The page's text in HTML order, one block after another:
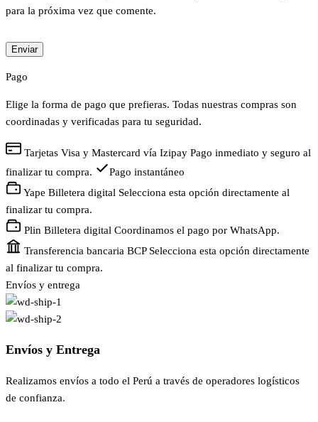
para la próxima vez que comente.
Pago
Elige la forma de pago que prefieras. Todas nuestras compras son
coordinadas y verificadas para tu seguridad.
Tarjetas Visa y Mastercard vía Izipay Pago inmediato y seguro al
finalizar tu compra.
Pago instantáneo
Yape Billetera digital Selecciona esta opción directamente al
finalizar tu compra.
Plin Billetera digital Coordinamos el pago por WhatsApp.
Transferencia bancaria BCP Selecciona esta opción directamente
al finalizar tu compra.
Envíos y entrega
Envíos y Entrega
Realizamos envíos a todo el Perú a través de operadores logísticos
de confianza.